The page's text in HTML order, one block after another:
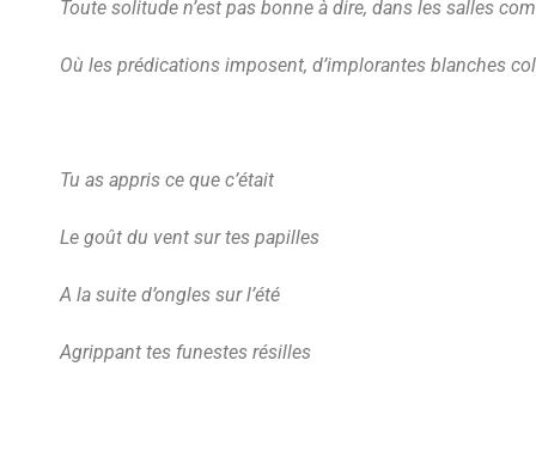
Toute solitude n’est pas bonne à dire, dans les salles
Où les prédications imposent, d’implorantes blanches
Tu as appris ce que c’était
Le goût du vent sur tes papilles
A la suite d’ongles sur l’été
Agrippant tes funestes résilles